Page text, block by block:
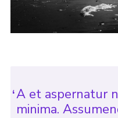
A et aspernatur
minima.